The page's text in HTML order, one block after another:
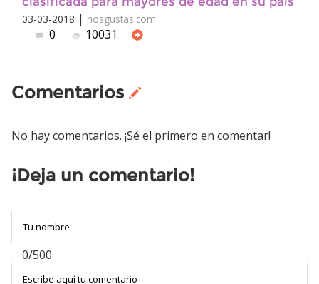
03-03-2018 | nosgustas.com
0 10031
Comentarios
No hay comentarios. ¡Sé el primero en comentar!
¡Deja un comentario!
0/500